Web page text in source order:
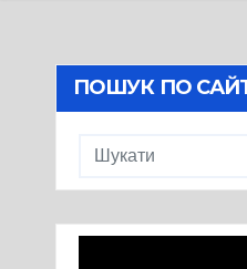
ПОШУК ПО